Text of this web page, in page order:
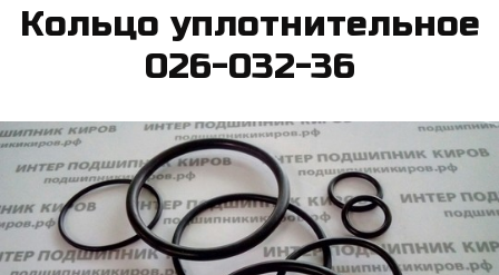
Коль­цо уп­лотни­тель­ное
026-032-36